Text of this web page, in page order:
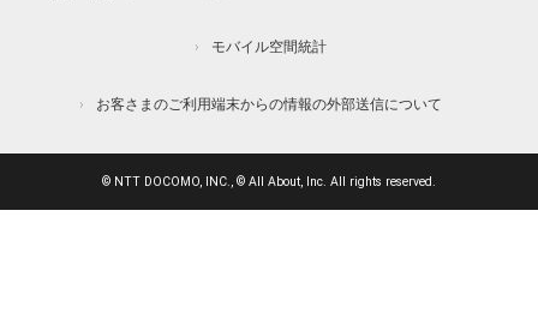
モバイル空間統計
お客さまのご利用端末からの情報の外部送信について
© NTT DOCOMO, INC., © All About, Inc. All rights reserved.